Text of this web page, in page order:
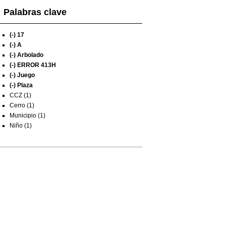
Palabras clave
(-) 17
(-) A
(-) Arbolado
(-) ERROR 413H
(-) Juego
(-) Plaza
CCZ (1)
Cerro (1)
Municipio (1)
Niño (1)